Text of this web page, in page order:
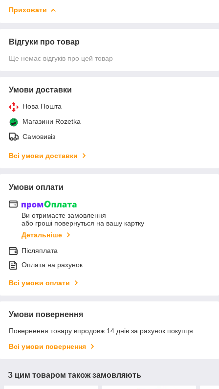
Приховати
Відгуки про товар
Ще немає відгуків про цей товар
Умови доставки
Нова Пошта
Магазини Rozetka
Самовивіз
Всі умови доставки
Умови оплати
Ви отримаєте замовлення
або гроші повернуться на вашу картку
Детальніше
Післяплата
Оплата на рахунок
Всі умови оплати
Умови повернення
Повернення товару впродовж 14 днів за рахунок покупця
Всі умови повернення
З цим товаром також замовляють